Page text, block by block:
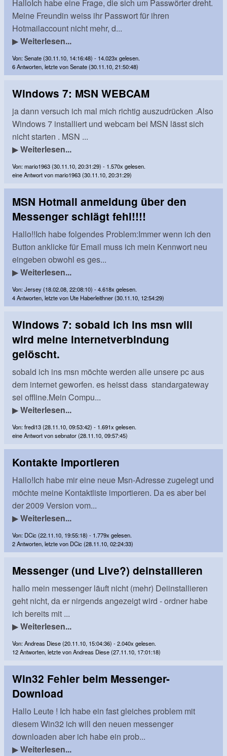
HalloIch habe eine Frage, die sich um Passwörter dreht.
Meine Freundin weiss ihr Passwort für ihren
Hotmailaccount nicht mehr, d...
▶Weiterlesen...
Von: Senate (30.11.10, 14:16:48) - 14.023x gelesen.
6 Antworten, letzte von Senate (30.11.10, 21:50:48)
Windows 7: MSN WEBCAM
ja dann versuch ich mal mich richtig auszudrücken .Also
Windows 7 installiert und webcam bei MSN lässt sich
nicht starten . MSN ...
▶Weiterlesen...
Von: mario1963 (30.11.10, 20:31:29) - 1.570x gelesen.
eine Antwort von mario1963 (30.11.10, 20:31:29)
MSN Hotmail anmeldung über den
Messenger schlägt fehl!!!!
Hallo!!Ich habe folgendes Problem:Immer wenn ich den
Button anklicke für Email muss ich mein Kennwort neu
eingeben obwohl es ges...
▶Weiterlesen...
Von: Jersey (18.02.08, 22:08:10) - 4.618x gelesen.
4 Antworten, letzte von Ute Haberleithner (30.11.10, 12:54:29)
Windows 7: sobald ich ins msn will
wird meine internetverbindung
gelöscht.
sobald ich ins msn möchte werden alle unsere pc aus
dem internet geworfen. es heisst dass standargateway
sei offline.Mein Compu...
▶Weiterlesen...
Von: fredi13 (28.11.10, 09:53:42) - 1.691x gelesen.
eine Antwort von sebnator (28.11.10, 09:57:45)
Kontakte importieren
Hallo!Ich habe mir eine neue Msn-Adresse zugelegt und
möchte meine Kontaktliste importieren. Da es aber bei
der 2009 Version vom...
▶Weiterlesen...
Von: DCic (22.11.10, 19:55:18) - 1.779x gelesen.
2 Antworten, letzte von DCic (28.11.10, 02:24:33)
Messenger (und Live?) deinstallieren
hallo mein messenger läuft nicht (mehr) Deiinstallieren
geht nicht, da er nirgends angezeigt wird - ordner habe
ich bereits mit ...
▶Weiterlesen...
Von: Andreas Diese (20.11.10, 15:04:36) - 2.040x gelesen.
12 Antworten, letzte von Andreas Diese (27.11.10, 17:01:18)
Win32 Fehler beim Messenger-
Download
Hallo Leute ! Ich habe ein fast gleiches problem mit
diesem Win32 ich will den neuen messenger
downloaden aber ich habe ein prob...
▶Weiterlesen...